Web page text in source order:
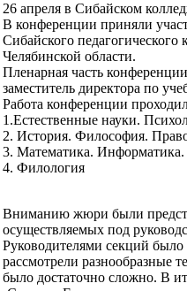
26 апреля в Сибайском
В конференции приняли
Сибайского
Челябинской области.
Пленарная часть
заместитель директора по
Работа конференции
1.Естественные науки.
2. История. Философия.
3. Математика. Информатика.
4. Филология
Вниманию жюри были
осуществляемых под
Руководителями секций
рассмотрели разнообразные
было достаточно сложно. В